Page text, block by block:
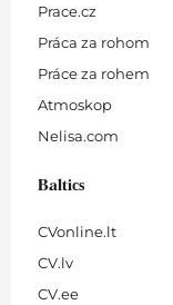
Prace.cz
Práca za rohom
Práce za rohem
Atmoskop
Nelisa.com
Baltics
CVonline.lt
CV.lv
CV.ee